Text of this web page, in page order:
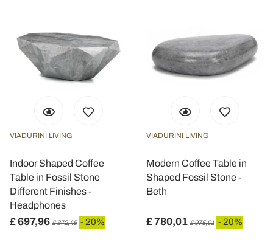
VIADURINI LIVING
Indoor Shaped Coffee
Table in Fossil Stone
Different Finishes -
Headphones
£ 697,96 £ 872,45 - 20%
VIADURINI LIVING
Modern Coffee Table in
Shaped Fossil Stone -
Beth
£ 780,01 £ 975,01 - 20%